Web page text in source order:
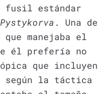
fusil estándar
Pystykorva . Una de
manejaba el
él prefería no
que incluyen
según la táctica